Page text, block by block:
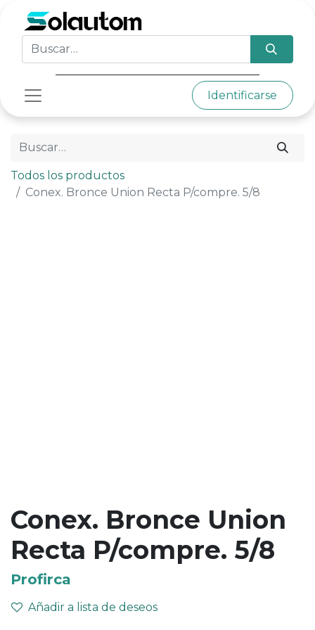
Identificarse
Todos los productos
Conex. Bronce Union Recta P/compre. 5/8
Conex. Bronce Union
Recta P/compre. 5/8
Profirca
Añadir a lista de deseos